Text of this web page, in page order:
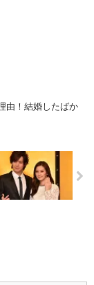
由！結婚したばか